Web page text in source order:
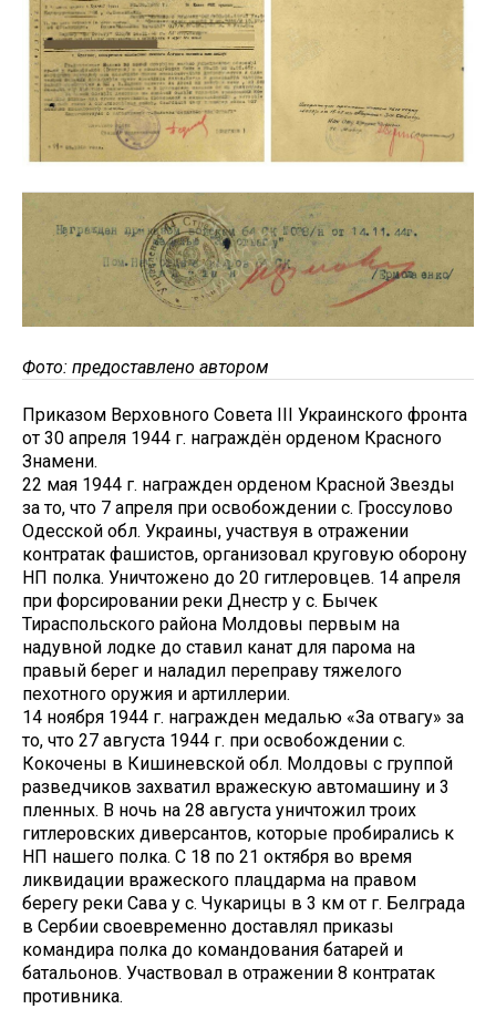
Фото: предоставлено автором
Приказом Верховного Совета III Украинского фронта
от 30 апреля 1944 г. награждён орденом Красного
Знамени.
22 мая 1944 г. награжден орденом Красной Звезды
за то, что 7 апреля при освобождении с. Гроссулово
Одесской обл. Украины, участвуя в отражении
контратак фашистов, организовал круговую оборону
НП полка. Уничтожено до 20 гитлеровцев. 14 апреля
при форсировании реки Днестр у с. Бычек
Тираспольского района Молдовы первым на
надувной лодке до ставил канат для парома на
правый берег и наладил переправу тяжелого
пехотного оружия и артиллерии.
14 ноября 1944 г. награжден медалью «За отвагу» за
то, что 27 августа 1944 г. при освобождении с.
Кокочены в Кишиневской обл. Молдовы с группой
разведчиков захватил вражескую автомашину и 3
пленных. В ночь на 28 августа уничтожил троих
гитлеровских диверсантов, которые пробирались к
НП нашего полка. С 18 по 21 октября во время
ликвидации вражеского плацдарма на правом
берегу реки Сава у с. Чукарицы в 3 км от г. Белграда
в Сербии своевременно доставлял приказы
командира полка до командования батарей и
батальонов. Участвовал в отражении 8 контратак
противника.